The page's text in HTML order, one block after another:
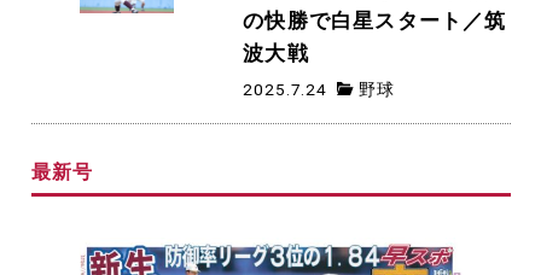
の快勝で白星スタート／筑
波大戦
2025.7.24 野球
最新号